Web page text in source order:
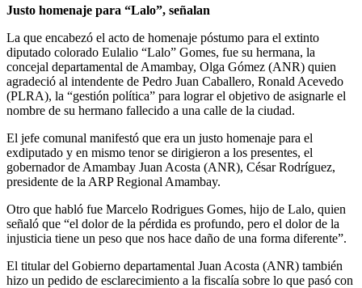
Justo homenaje para “Lalo”, señalan
La que encabezó el acto de homenaje póstumo para el extinto
diputado colorado Eulalio “Lalo” Gomes, fue su hermana, la
concejal departamental de Amambay, Olga Gómez (ANR) quien
agradeció al intendente de Pedro Juan Caballero, Ronald Acevedo
(PLRA), la “gestión política” para lograr el objetivo de asignarle el
nombre de su hermano fallecido a una calle de la ciudad.
El jefe comunal manifestó que era un justo homenaje para el
exdiputado y en mismo tenor se dirigieron a los presentes, el
gobernador de Amambay Juan Acosta (ANR), César Rodríguez,
presidente de la ARP Regional Amambay.
Otro que habló fue Marcelo Rodrigues Gomes, hijo de Lalo, quien
señaló que “el dolor de la pérdida es profundo, pero el dolor de la
injusticia tiene un peso que nos hace daño de una forma diferente”.
El titular del Gobierno departamental Juan Acosta (ANR) también
hizo un pedido de esclarecimiento a la fiscalía sobre lo que pasó con